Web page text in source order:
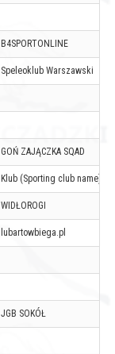
B4SPORTONLINE
Speleoklub Warszawski
GOŃ ZAJĄCZKA SQAD
Klub (Sporting club name)
WIDŁOROGI
lubartowbiega.pl
JGB SOKÓŁ